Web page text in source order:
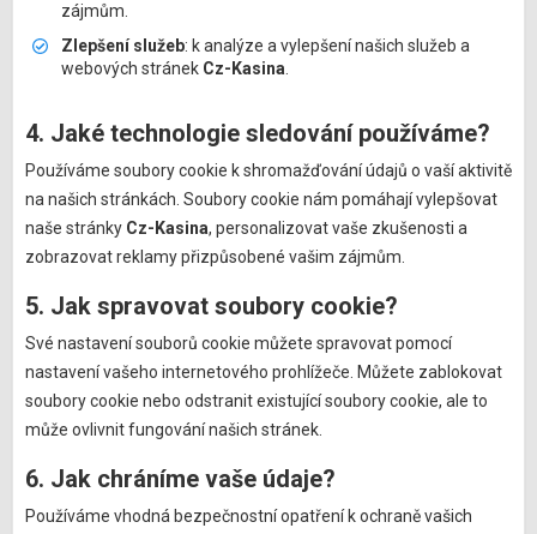
zájmům.
Zlepšení služeb: k analýze a vylepšení našich služeb a
webových stránek Cz-Kasina
4. Jaké technologie sledování používáme?
Používáme soubory cookie k shromažďování údajů o vaší aktivitě
na našich stránkách. Soubory cookie nám pomáhají vylepšovat
naše stránky Cz-Kasina, personalizovat vaše zkušenosti a
zobrazovat reklamy přizpůsobené vašim zájmům.
5. Jak spravovat soubory cookie?
Své nastavení souborů cookie můžete spravovat pomocí
nastavení vašeho internetového prohlížeče. Můžete zablokovat
soubory cookie nebo odstranit existující soubory cookie, ale to
může ovlivnit fungování našich stránek.
6. Jak chráníme vaše údaje?
Používáme vhodná bezpečnostní opatření k ochraně vašich